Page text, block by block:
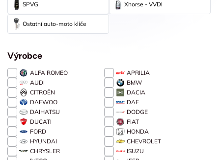
SPVG Xhorse - VVDI
Ostatní auto-moto klíče
Výrobce
ALFA ROMEO
APRILIA
AUDI
BMW
CITROËN
DACIA
DAEWOO
DAF
DAIHATSU
DODGE
DUCATI
FIAT
FORD
HONDA
HYUNDAI
CHEVROLET
CHRYSLER
ISUZU